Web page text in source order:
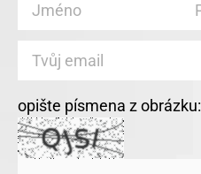
opište písmena z obrázku: